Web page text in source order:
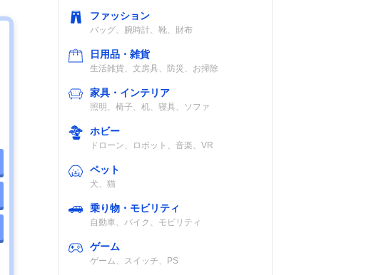
ファッション
バッグ、腕時計、靴、財布
日用品・雑貨
生活雑貨、文房具、防災、お掃除
家具・インテリア
照明、椅子、机、寝具、ソファ
ホビー
ドローン、ロボット、音楽、VR
ペット
犬、猫
乗り物・モビリティ
自動車、バイク、モビリティ
ゲーム
ゲーム、スイッチ、PS